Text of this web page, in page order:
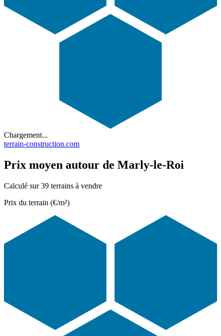
Chargement...
terrain-construction.com
Prix moyen autour de Marly-le-Roi
Calculé sur 39 terrains à vendre
Prix du terrain (€/m²)